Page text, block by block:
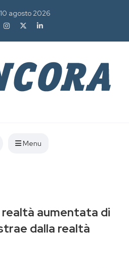
agosto 2026
Menu
realtà aumentata di
dalla realtà